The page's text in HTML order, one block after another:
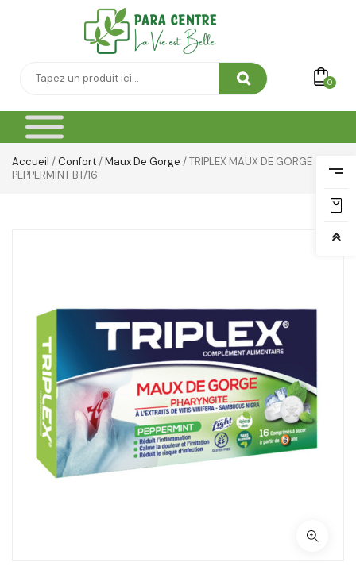
0
Accueil /Confort/Maux De Gorge / TRIPLEX MAUX DE GORGE
PEPPERMINT BT/16